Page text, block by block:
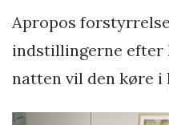
Apropos
indstillingerne efter
natten vil den køre i